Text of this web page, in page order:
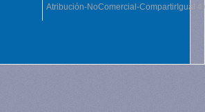
Atribución-NoComercial-CompartirIgual